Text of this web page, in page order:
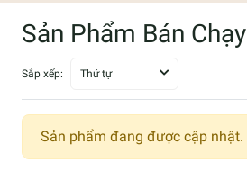
Sản Phẩm Bán Chạy
Sắp xếp: Thứ tự
Sản phẩm đang được cập nhật.